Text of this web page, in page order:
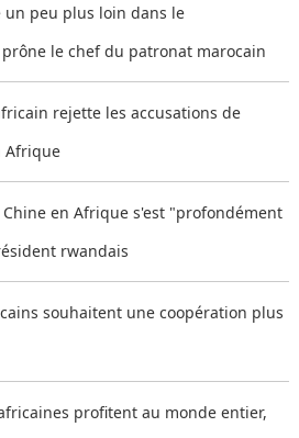
un peu plus loin dans le
le chef du patronat marocain
rejette les accusations de
Afrique
Chine en Afrique s'est "profondément
rwandais
souhaitent une coopération plus
profitent au monde entier,